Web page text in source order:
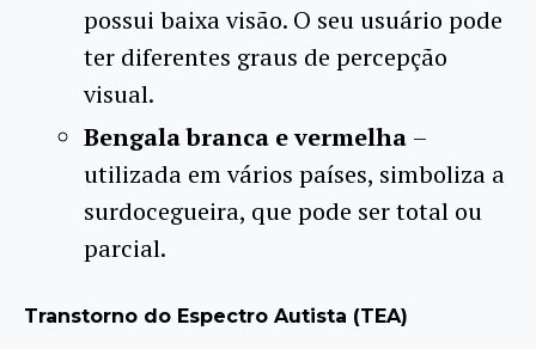
possui baixa visão. O seu usuário pode
ter diferentes graus de percepção
visual.
Bengala branca e vermelha –
utilizada em vários países, simboliza a
surdocegueira, que pode ser total ou
parcial.
Transtorno do Espectro Autista (TEA)